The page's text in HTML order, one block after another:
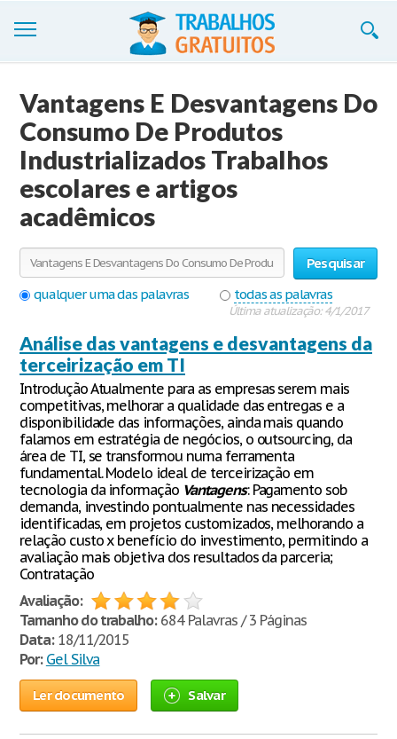
Cadastre-se
Entre
Blog
Vantagens E Desvantagens Do
Consumo De Produtos
Industrializados Trabalhos
escolares e artigos
acadêmicos
Pesquisar
qualquer uma das palavras
todas as palavras
Última atualização: 4/1/2017
Análise das vantagens e desvantagens da
terceirização em TI
Introdução Atualmente para as empresas serem mais
competitivas, melhorar a qualidade das entregas e a
disponibilidade das informações, ainda mais quando
falamos em estratégia de negócios, o outsourcing, da
área de TI, se transformou numa ferramenta
fundamental. Modelo ideal de terceirização em
tecnologia da informação Vantagens: Pagamento sob
demanda, investindo pontualmente nas necessidades
identificadas, em projetos customizados, melhorando a
relação custo x benefício do investimento, permitindo a
avaliação mais objetiva dos resultados da parceria;
Contratação
Avaliação:
Tamanho do trabalho:684 Palavras / 3 Páginas
Data:18/11/2015
Por: Gel Silva
Ler documento Salvar